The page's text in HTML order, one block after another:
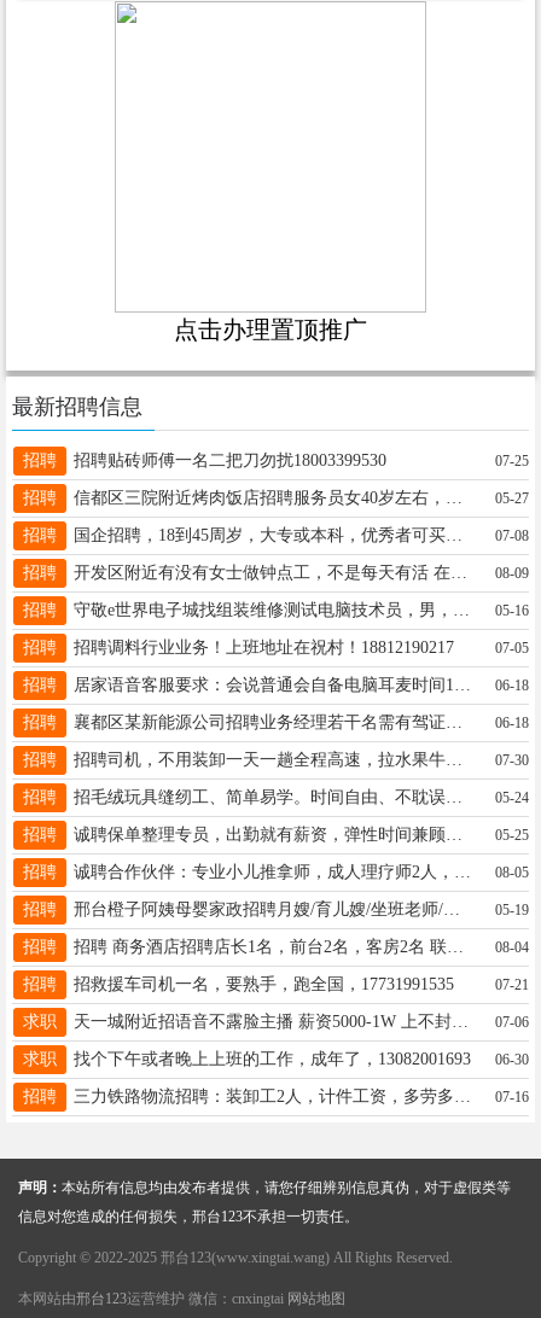
点击办理置顶推广
最新招聘信息
招聘 招聘贴砖师傅一名二把刀勿扰18003399530 07-25
招聘 05-27
招聘 国企招聘，18到45周岁，大专或本科，优秀者可买五险一金。电话18567118335微信同号 07-08
招聘 开发区附近有没有女士做钟点工，不是每天有活 在家时间方便的可以找我一小时十元，就是看个门市，19041192239 08-09
招聘 05-16
招聘 招聘调料行业业务！上班地址在祝村！18812190217 07-05
招聘 06-18
招聘 06-18
招聘 招聘司机，不用装卸一天一趟全程高速，拉水果牛奶，有无经验可以，随时上车电话13931954510同微信 07-30
招聘 招毛绒玩具缝纫工、简单易学。时间自由、不耽误接送孩子、计件工资、阶梯奖励、地址 枫林街，电话19333978801 05-24
招聘 05-25
招聘 08-05
招聘 邢台橙子阿姨母婴家政招聘月嫂/育儿嫂/坐班老师/讲师/技师/护工/保姆等 电话☎️18131978196 05-19
招聘 08-04
招聘 招救援车司机一名，要熟手，跑全国，17731991535 07-21
求职 天一城附近招语音不露脸主播 薪资5000-1W 上不封顶，免费提供住宿 单人单间 水电费全免 18713939715 07-06
求职 找个下午或者晚上上班的工作，成年了，13082001693 06-30
招聘 07-16
声明： 本站所有信息均由发布者提供，请您仔细辨别信息真伪，对于虚假类等
信息对您造成的任何损失，邢台123不承担一切责任。
Copyright © 2022-2025 邢台123(www.xingtai.wang) All Rights Reserved.
本网站由邢台123运营维护 微信：cnxingtai 网站地图